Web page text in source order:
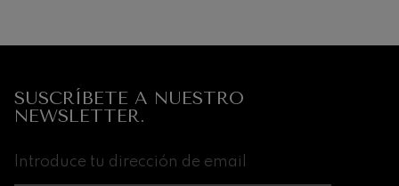
SUSCRÍBETE A NUESTRO
NEWSLETTER.